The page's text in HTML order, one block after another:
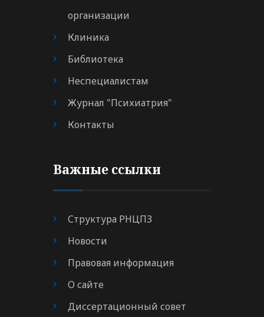
организации
Клиника
Библиотека
Неспециалистам
Журнал "Психиатрия"
Контакты
Важные ссылки
Структура РНЦПЗ
Новости
Правовая информация
О сайте
Диссертационный совет